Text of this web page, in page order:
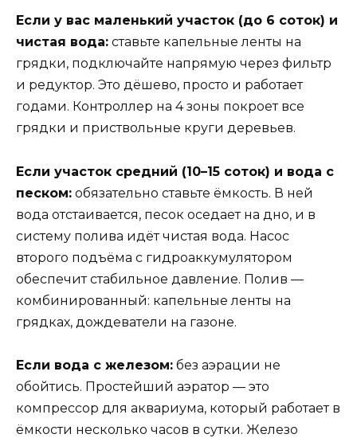
Если у вас маленький участок (до 6 соток) и
чистая вода: ставьте капельные ленты на
грядки, подключайте напрямую через фильтр
и редуктор. Это дёшево, просто и работает
годами. Контроллер на 4 зоны покроет все
грядки и приствольные круги деревьев.
Если участок средний (10–15 соток) и вода с
песком: обязательно ставьте ёмкость. В ней
вода отстаивается, песок оседает на дно, и в
систему полива идёт чистая вода. Насос
второго подъёма с гидроаккумулятором
обеспечит стабильное давление. Полив —
комбинированный: капельные ленты на
грядках, дождеватели на газоне.
Если вода с железом: без аэрации не
обойтись. Простейший аэратор — это
компрессор для аквариума, который работает в
ёмкости несколько часов в сутки. Железо